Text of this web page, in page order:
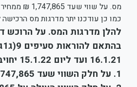
מס. על שווי שעד 1,747,865 ₪ ממחיר הדירה.
כמו כן עודכנו יתר מדרגות מס
להלן מדרגות המס. על הרוכש דירת מגורים
16.1.21 ועד ליום 15.1.22 יחויב במס רכישה בהתאם למדרגות להלן.
1. על חלק השווי שעד 1,747,865 ש"ח – לא ישולם מס.